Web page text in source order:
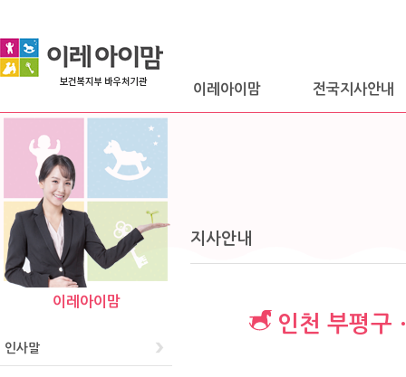
이레아이맘 전국지사안내
이레아이맘
인사말
지사안내
인천 부평구